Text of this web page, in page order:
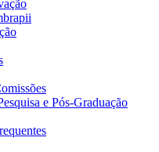
e Pós-Graduação